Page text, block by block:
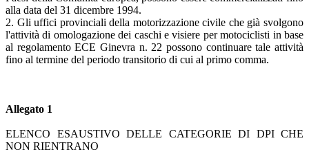
alla data del 31 dicembre 1994.
2. Gli uffici provinciali della motorizzazione civile che già svolgono
l'attività di omologazione dei caschi e visiere per motociclisti in base
al regolamento ECE Ginevra n. 22 possono continuare tale attività
fino al termine del periodo transitorio di cui al primo comma.
Allegato 1
ELENCO ESAUSTIVO DELLE CATEGORIE DI DPI CHE
NON RIENTRANO